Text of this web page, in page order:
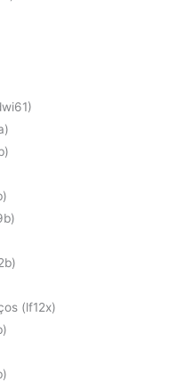
(lf12x)